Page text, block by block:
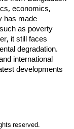
economics,
has made
as poverty
it still faces
degradation.
international
developments
reserved.